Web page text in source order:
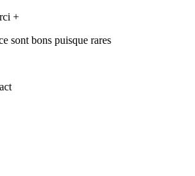
+
sont bons puisque rares